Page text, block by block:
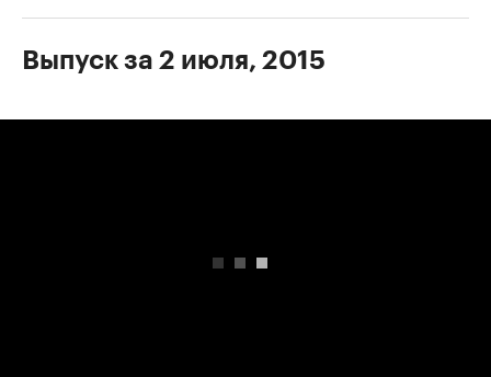
Выпуск за 2 июля, 2015